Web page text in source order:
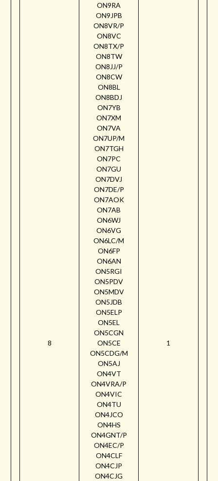
8
ON9RA
ON9JPB
ON8VR/P
ON8VC
ON8TX/P
ON8TW
ON8JJ/P
ON8CW
ON8BL
ON8BDJ
ON7YB
ON7XM
ON7VA
ON7UP/M
ON7TGH
ON7PC
ON7GU
ON7DVJ
ON7DE/P
ON7AOK
ON7AB
ON6WJ
ON6VG
ON6LC/M
ON6FP
ON6AN
ON5RGI
ON5PDV
ON5MDV
ON5JDB
ON5ELP
ON5EL
ON5CGN
ON5CE
ON5CDG/M
ON5AJ
ON4VT
ON4VRA/P
ON4VIC
ON4TU
ON4JCO
ON4HS
ON4GNT/P
ON4EC/P
ON4CLF
ON4CJP
ON4CJG
1